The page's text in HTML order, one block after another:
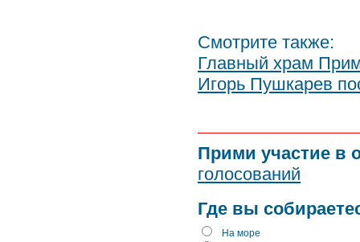
Смотрите также:
Главный храм
Игорь Пушкарев
Прими участие в
голосований
Где вы
На море